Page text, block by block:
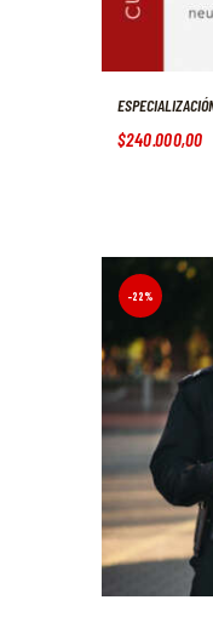
$240.000,00
-22%